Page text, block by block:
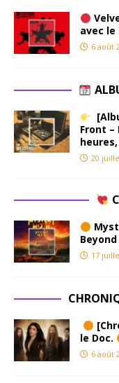
avec le
6 août
Front
20
17
le Doc.
6 août